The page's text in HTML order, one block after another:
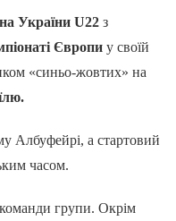
України U22 з
Європи у своїй
«синьо-жовтих» на
Албуфейрі, а стартовий
часом.
групи. Окрім